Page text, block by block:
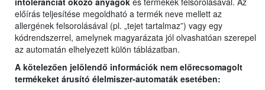
előírás teljesítése megoldható a termék neve mellett az
allergének felsorolásával (pl. „tejet tartalmaz”) vagy egy
kódrendszerrel, amelynek magyarázata jól olvashatóan szerepel
az automatán elhelyezett külön táblázatban.
A kötelezően jelölendő információk nem előrecsomagolt
termékeket árusító élelmiszer-automaták esetében: